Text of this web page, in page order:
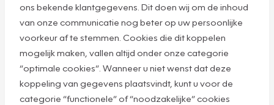
ons bekende klantgegevens. Dit doen wij om de inhoud
van onze communicatie nog beter op uw persoonlijke
voorkeur af te stemmen. Cookies die dit koppelen
mogelijk maken, vallen altijd onder onze categorie
“optimale cookies”. Wanneer u niet wenst dat deze
koppeling van gegevens plaatsvindt, kunt u voor de
categorie “functionele” of “noodzakelijke” cookies